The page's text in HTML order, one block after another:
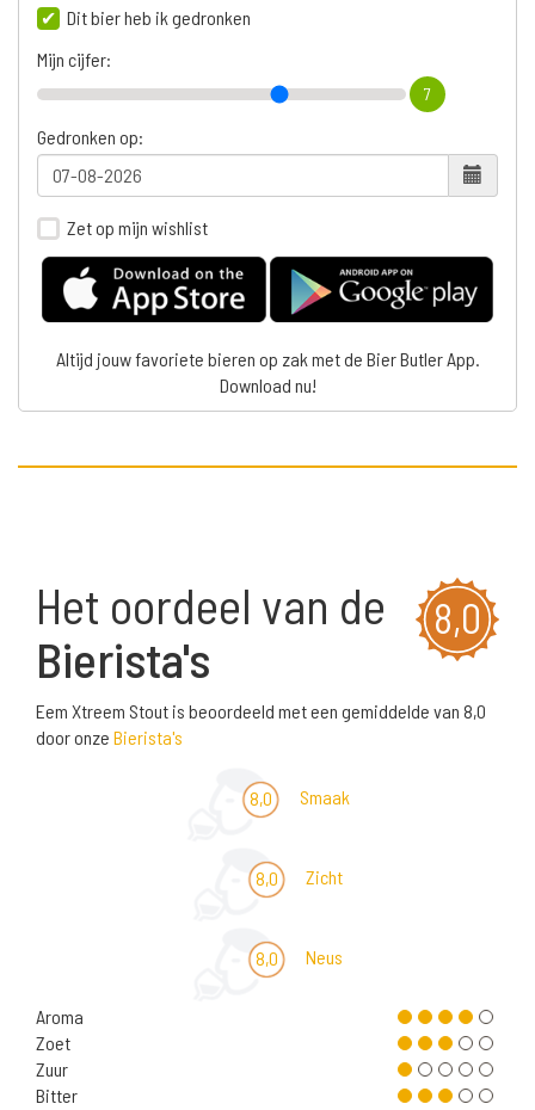
Dit bier heb ik gedronken
Mijn cijfer:
7
Gedronken op:
Zet op mijn wishlist
Altijd jouw favoriete bieren op zak met de Bier Butler App.
Download nu!
8,0
Het oordeel van de
Bierista's
Eem Xtreem Stout is beoordeeld met een gemiddelde van 8,0
door onze Bierista's
8,0 Smaak
8,0 Zicht
8,0 Neus
Aroma
Zoet
Zuur
Bitter